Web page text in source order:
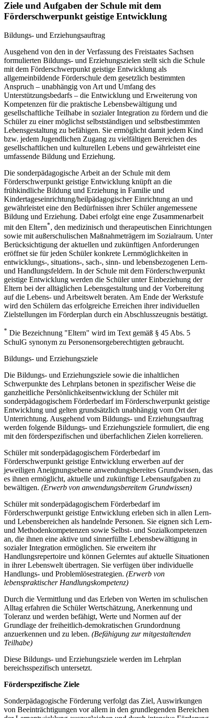
Ziele und Aufgaben der Schule mit dem
Förderschwerpunkt geistige Entwicklung
Bildungs- und Erziehungsauftrag
Ausgehend von den in der Verfassung des Freistaates Sachsen
formulierten Bildungs- und Erziehungszielen stellt sich die Schule
mit dem Förderschwerpunkt geistige Entwicklung als
allgemeinbildende Förderschule dem gesetzlich bestimmten
Anspruch – unabhängig von Art und Umfang des
Unterstützungsbedarfs – die Entwicklung und Erweiterung von
Kompetenzen für die praktische Lebensbewältigung und
gesellschaftliche Teilhabe in sozialer Integration zu fördern und die
Schüler zu einer möglichst selbstständigen und selbstbestimmten
Lebensgestaltung zu befähigen. Sie ermöglicht damit jedem Kind
bzw. jedem Jugendlichen Zugang zu vielfältigen Bereichen des
gesellschaftlichen und kulturellen Lebens und gewährleistet eine
umfassende Bildung und Erziehung.
Die sonderpädagogische Arbeit an der Schule mit dem
Förderschwerpunkt geistige Entwicklung knüpft an die
frühkindliche Bildung und Erziehung in Familie und
Kindertageseinrichtung/heilpädagogischer Einrichtung an und
gewährleistet eine den Bedürfnissen ihrer Schüler angemessene
Bildung und Erziehung. Dabei erfolgt eine enge Zusammenarbeit
mit den Eltern*, den medizinisch und therapeutischen Einrichtungen
sowie mit außerschulischen Maßnahmeträgern im Sozialraum. Unter
Berücksichtigung der aktuellen und zukünftigen Anforderungen
eröffnet sie für jeden Schüler konkrete Lernmöglichkeiten in
entwicklungs-, situations-, sach-, sinn- und lebensbezogenen Lern-
und Handlungsfeldern. In der Schule mit dem Förderschwerpunkt
geistige Entwicklung werden die Schüler unter Einbeziehung der
Eltern bei der alltäglichen Lebensgestaltung und der Vorbereitung
auf die Lebens- und Arbeitswelt beraten. Am Ende der Werkstufe
wird den Schülern das erfolgreiche Erreichen ihrer individuellen
Zielstellungen im Förderplan durch ein Abschlusszeugnis bestätigt.
* Die Bezeichnung "Eltern" wird im Text gemäß § 45 Abs. 5
SchulG synonym zu Personensorgeberechtigten gebraucht.
Bildungs- und Erziehungsziele
Die Bildungs- und Erziehungsziele sowie die inhaltlichen
Schwerpunkte des Lehrplans betonen in spezifischer Weise die
ganzheitliche Persönlichkeitsentwicklung der Schüler mit
sonderpädagogischem Förderbedarf im Förderschwerpunkt geistige
Entwicklung und gelten grundsätzlich unabhängig vom Ort der
Unterrichtung. Ausgehend vom Bildungs- und Erziehungsauftrag
werden folgende Bildungs- und Erziehungsziele formuliert, die eng
mit den förderspezifischen und überfachlichen Zielen korrelieren.
Schüler mit sonderpädagogischem Förderbedarf im
Förderschwerpunkt geistige Entwicklung erwerben auf der
jeweiligen Aneignungsebene anwendungsbereites Grundwissen, das
es ihnen ermöglicht, aktuelle und zukünftige Lebensaufgaben zu
bewältigen. (Erwerb von anwendungsbereitem Grundwissen)
Schüler mit sonderpädagogischem Förderbedarf im
Förderschwerpunkt geistige Entwicklung erleben sich in allen Lern-
und Lebensbereichen als handelnde Personen. Sie eignen sich Lern-
und Methodenkompetenzen sowie Selbst- und Sozialkompetenzen
an, die ihnen eine aktive und sinnerfüllte Lebensbewältigung in
sozialer Integration ermöglichen. Sie erweitern ihr
Handlungsrepertoire und können Gelerntes auf aktuelle Situationen
in ihrer Lebenswelt übertragen. Sie verfügen über individuelle
Handlungs- und Problemlösestrategien. (Erwerb von
lebenspraktischer Handlungskompetenz)
Durch die Vermittlung und das Erleben von Werten im schulischen
Alltag erfahren die Schüler Wertschätzung, Anerkennung und
Toleranz und werden befähigt, Werte und Normen auf der
Grundlage der freiheitlich-demokratischen Grundordnung
anzuerkennen und zu leben. (Befähigung zur mitgestaltenden
Teilhabe)
Diese Bildungs- und Erziehungsziele werden im Lehrplan
bereichsspezifisch untersetzt.
Förderspezifische Ziele
Sonderpädagogische Förderung verfolgt das Ziel, Auswirkungen
von Beeinträchtigungen vor allem in den grundlegenden Bereichen